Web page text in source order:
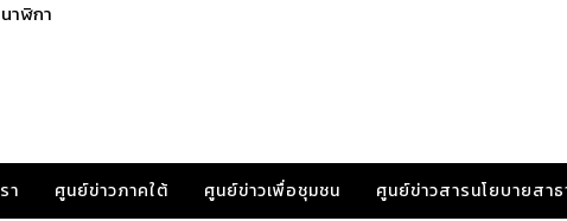
นาฬิกา
า ศูนย์ข่าวภาคใต้ ศูนย์ข่าวเพื่อชุมชน ศูนย์ข่าวสารนโยบายสา